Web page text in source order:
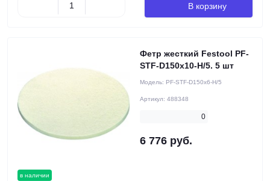
В корзину
в наличии
Фетр жесткий Festool PF-
STF-D150x10-H/5. 5 шт
Модель: PF-STF-D150x6-H/5
Артикул: 488348
0
6 776 руб.